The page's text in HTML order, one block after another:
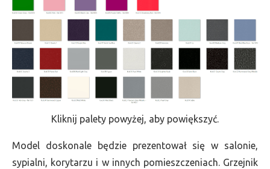
Kliknij palety powyżej, aby powiększyć.
Model doskonale będzie prezentował się w salonie,
sypialni, korytarzu i w innych pomieszczeniach. Grzejnik